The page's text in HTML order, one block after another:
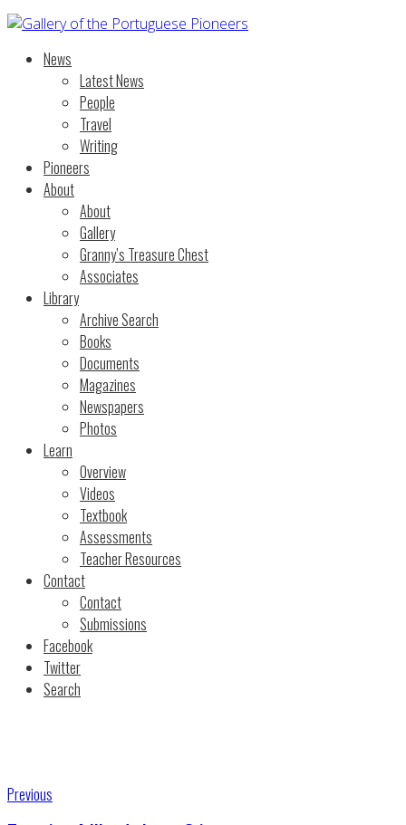
News
Latest News
People
Travel
Writing
Pioneers
About
About
Gallery
Granny’s Treasure Chest
Associates
Library
Archive Search
Books
Documents
Magazines
Newspapers
Photos
Learn
Overview
Videos
Textbook
Assessments
Teacher Resources
Contact
Contact
Submissions
Facebook
Twitter
Search
Previous